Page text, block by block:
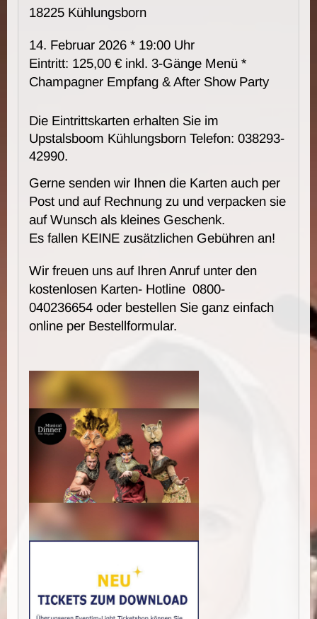
18225 Kühlungsborn
14. Februar 2026 * 19:00 Uhr
Eintritt: 125,00 € inkl. 3-Gänge Menü *
Champagner Empfang & After Show Party
Die Eintrittskarten erhalten Sie im
Upstalsboom Kühlungsborn Telefon: 038293-
42990.
Gerne senden wir Ihnen die Karten auch per
Post und auf Rechnung zu und verpacken sie
auf Wunsch als kleines Geschenk.
Es fallen KEINE zusätzlichen Gebühren an!
Wir freuen uns auf Ihren Anruf unter den
kostenlosen Karten- Hotline 0800-
040236654 oder bestellen Sie ganz einfach
online per Bestellformular.